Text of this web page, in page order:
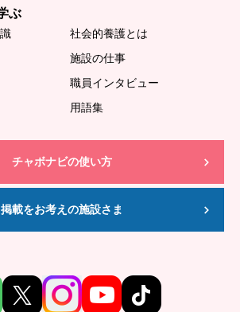
ぶ
社会的養護とは
施設の仕事
職員インタビュー
用語集
チャボナビの使い方
掲載をお考えの施設さま